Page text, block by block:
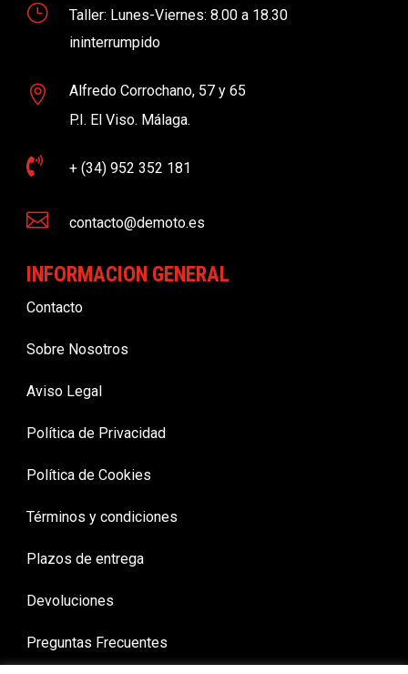
}
Taller: Lunes-Viernes: 8.00 a 18.30
ininterrumpido

Alfredo Corrochano, 57 y 65
P.I. El Viso. Málaga.
 + (34) 952 352 181
 contacto@demoto.es
INFORMACION GENERAL
Contacto
Sobre Nosotros
Aviso Legal
Política de Privacidad
Política de Cookies
Términos y condiciones
Plazos de entrega
Devoluciones
Preguntas Frecuentes